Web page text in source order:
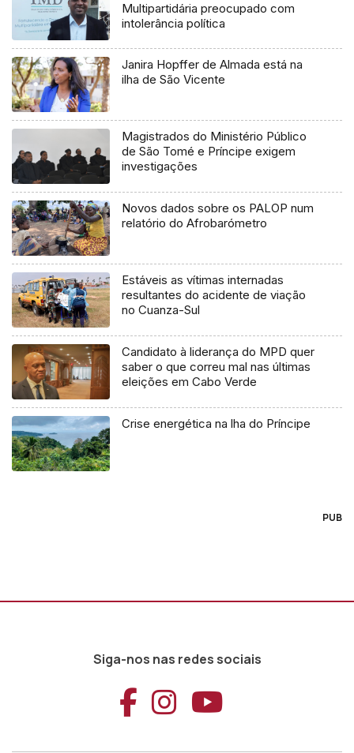
Multipartidária preocupado com
intolerância política
Janira Hopffer de Almada está na
ilha de São Vicente
Magistrados do Ministério Público
de São Tomé e Príncipe exigem
investigações
Novos dados sobre os PALOP num
relatório do Afrobarómetro
Estáveis as vítimas internadas
resultantes do acidente de viação
no Cuanza-Sul
Candidato à liderança do MPD quer
saber o que correu mal nas últimas
eleições em Cabo Verde
Crise energética na lha do Príncipe
PUB
Siga-nos nas redes sociais
Aceder ao
Aceder ao
Aceder